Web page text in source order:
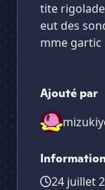
tite
eut des
mme gartic
Ajouté par
24 juillet